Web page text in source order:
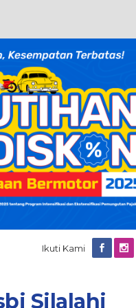
Ikuti Kami
Silalahi